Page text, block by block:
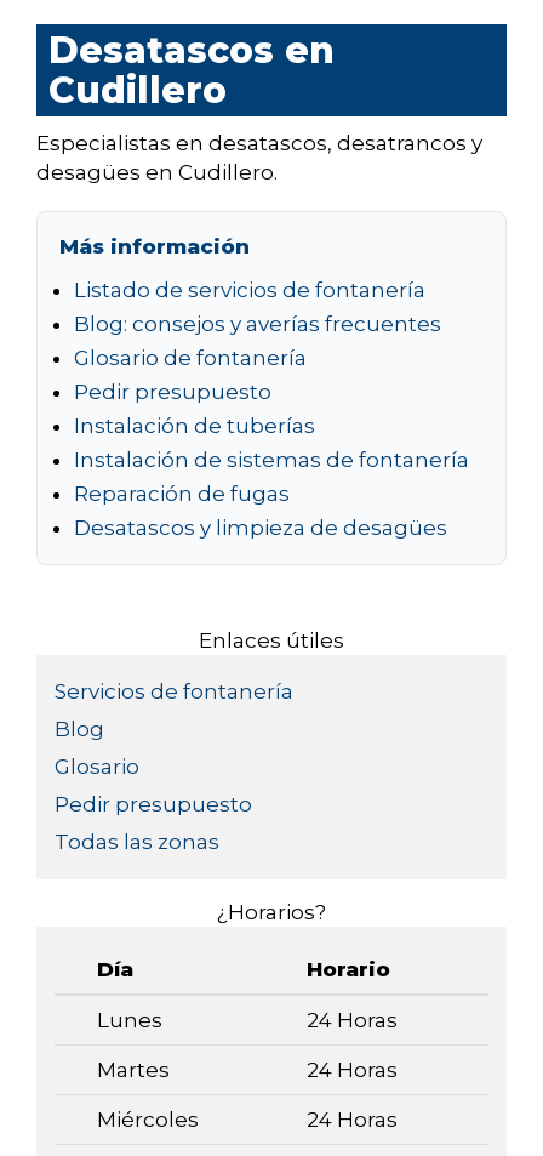
Desatascos en
Cudillero
Especialistas en desatascos, desatrancos y
desagües en Cudillero.
Más información
Listado de servicios de fontanería
Blog: consejos y averías frecuentes
Glosario de fontanería
Pedir presupuesto
Instalación de tuberías
Instalación de sistemas de fontanería
Reparación de fugas
Desatascos y limpieza de desagües
Enlaces útiles
Servicios de fontanería
Blog
Glosario
Pedir presupuesto
Todas las zonas
¿Horarios?
Día Horario
Lunes 24 Horas
Martes 24 Horas
Miércoles 24 Horas